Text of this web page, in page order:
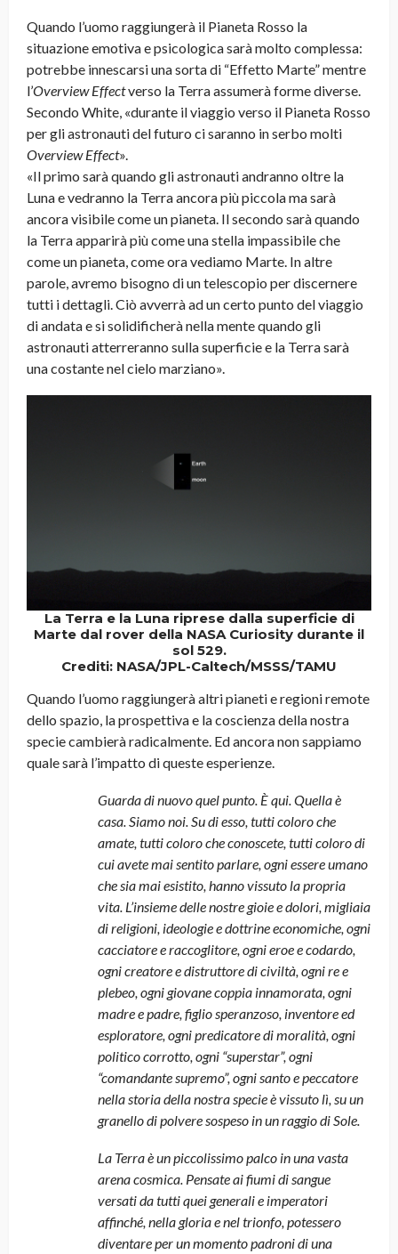
Quando l’uomo raggiungerà il Pianeta Rosso la
situazione emotiva e psicologica sarà molto complessa:
potrebbe innescarsi una sorta di “Effetto Marte” mentre
l’Overview Effectverso la Terra assumerà forme diverse.
Secondo White, «durante il viaggio verso il Pianeta Rosso
per gli astronauti del futuro ci saranno in serbo molti
Overview Effect».
«Il primo sarà quando gli astronauti andranno oltre la
Luna e vedranno la Terra ancora più piccola ma sarà
ancora visibile come un pianeta. Il secondo sarà quando
la Terra apparirà più come una stella impassibile che
come un pianeta, come ora vediamo Marte. In altre
parole, avremo bisogno di un telescopio per discernere
tutti i dettagli. Ciò avverrà ad un certo punto del viaggio
di andata e si solidificherà nella mente quando gli
astronauti atterreranno sulla superficie e la Terra sarà
una costante nel cielo marziano».
La Terra e la Luna riprese dalla superficie di
Marte dal rover della NASA Curiosity durante il
sol 529.
Crediti: NASA/JPL-Caltech/MSSS/TAMU
Quando l’uomo raggiungerà altri pianeti e regioni remote
dello spazio, la prospettiva e la coscienza della nostra
specie cambierà radicalmente. Ed ancora non sappiamo
quale sarà l’impatto di queste esperienze.
Guarda di nuovo quel punto. È qui. Quella è
casa. Siamo noi. Su di esso, tutti coloro che
amate, tutti coloro che conoscete, tutti coloro di
cui avete mai sentito parlare, ogni essere umano
che sia mai esistito, hanno vissuto la propria
vita. L’insieme delle nostre gioie e dolori, migliaia
di religioni, ideologie e dottrine economiche, ogni
cacciatore e raccoglitore, ogni eroe e codardo,
ogni creatore e distruttore di civiltà, ogni re e
plebeo, ogni giovane coppia innamorata, ogni
madre e padre, figlio speranzoso, inventore ed
esploratore, ogni predicatore di moralità, ogni
politico corrotto, ogni “superstar”, ogni
“comandante supremo”, ogni santo e peccatore
nella storia della nostra specie è vissuto lì, su un
granello di polvere sospeso in un raggio di Sole.
La Terra è un piccolissimo palco in una vasta
arena cosmica. Pensate ai fiumi di sangue
versati da tutti quei generali e imperatori
affinché, nella gloria e nel trionfo, potessero
diventare per un momento padroni di una